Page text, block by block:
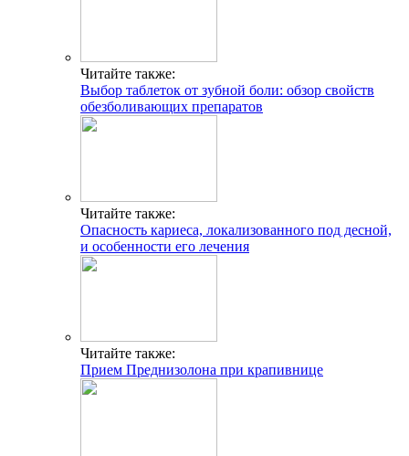
Читайте также:
Выбор таблеток от зубной боли: обзор свойств
обезболивающих препаратов
Читайте также:
Опасность кариеса, локализованного под десной,
и особенности его лечения
Читайте также:
Прием Преднизолона при крапивнице